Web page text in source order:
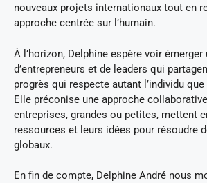
nouveaux projets internationaux tout en
approche centrée sur l’humain.
À l’horizon, Delphine espère voir
d’entrepreneurs et de leaders qui
progrès qui respecte autant l’individu que
Elle préconise une approche
entreprises, grandes ou petites, mettent
ressources et leurs idées pour résoudre
globaux.
En fin de compte, Delphine André nous